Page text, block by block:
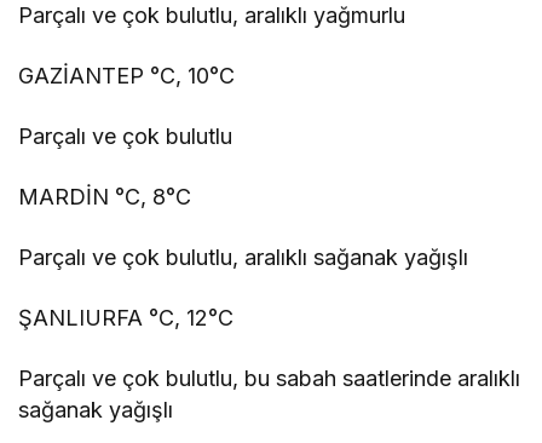
Parçalı ve çok bulutlu, aralıklı yağmurlu
GAZİANTEP °C, 10°C
Parçalı ve çok bulutlu
MARDİN °C, 8°C
Parçalı ve çok bulutlu, aralıklı sağanak yağışlı
ŞANLIURFA °C, 12°C
Parçalı ve çok bulutlu, bu sabah saatlerinde aralıklı
sağanak yağışlı